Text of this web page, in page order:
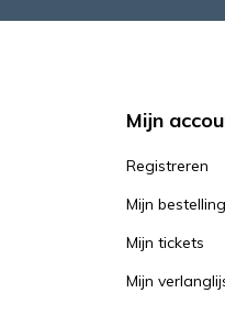
Mijn
Registreren
Mijn
Mijn tickets
Mijn